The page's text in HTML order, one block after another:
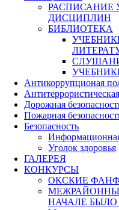
РАСПИСАНИЕ
ДИСЦИПЛИН
БИБЛИОТЕКА
Антикоррупционая
Дорожная
Пожарная
Безопасность
Уголок здоровья
ГАЛЕРЕЯ
КОНКУРСЫ
ОКСКИЕ
НАЧАЛЕ БЫЛО